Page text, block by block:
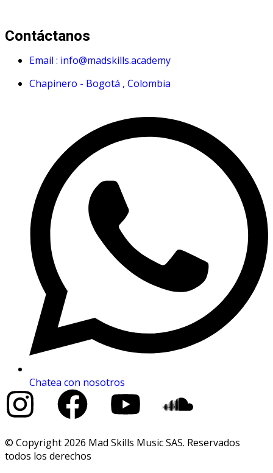
Contáctanos
Email : info@madskills.academy
Chapinero - Bogotá , Colombia
Chatea con nosotros
© Copyright 2026 Mad Skills Music SAS. Reservados
todos los derechos